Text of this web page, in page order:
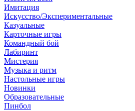
Имитация
Искусство/Экспериментальные
Казуальные
Карточные игры
Командный бой
Лабиринт
Мистерия
Музыка и ритм
Настольные игры
Новинки
Образовательные
Пинбол